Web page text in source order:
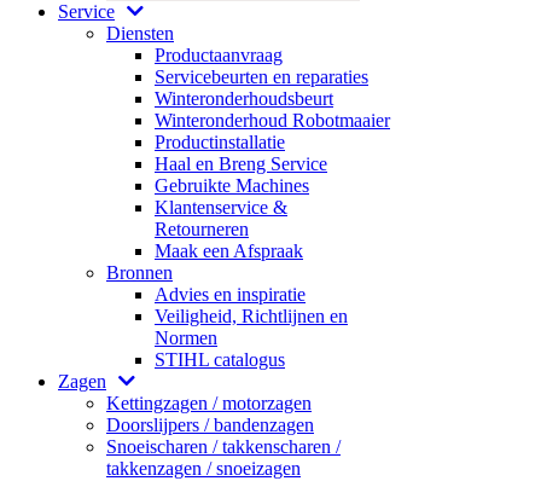
Service
Diensten
Productaanvraag
Servicebeurten en reparaties
Winteronderhoudsbeurt
Winteronderhoud Robotmaaier
Productinstallatie
Haal en Breng Service
Gebruikte Machines
Klantenservice &
Retourneren
Maak een Afspraak
Bronnen
Advies en inspiratie
Veiligheid, Richtlijnen en
Normen
STIHL catalogus
Zagen
Kettingzagen / motorzagen
Doorslijpers / bandenzagen
Snoeischaren / takkenscharen /
takkenzagen / snoeizagen